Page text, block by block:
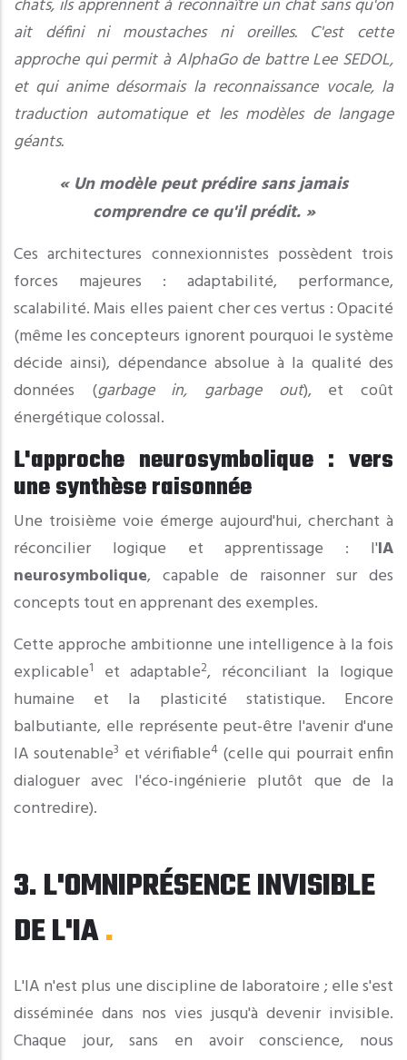
chats, ils apprennent à reconnaître un chat sans qu'on
ait défini ni moustaches ni oreilles. C'est cette
approche qui permit à AlphaGo de battre Lee SEDOL,
et qui anime désormais la reconnaissance vocale, la
traduction automatique et les modèles de langage
géants.
« Un modèle peut prédire sans jamais
comprendre ce qu'il prédit. »
Ces architectures connexionnistes possèdent trois
forces majeures : adaptabilité, performance,
scalabilité. Mais elles paient cher ces vertus : Opacité
(même les concepteurs ignorent pourquoi le système
décide ainsi), dépendance absolue à la qualité des
données (garbage in, garbage out), et coût
énergétique colossal.
L'approche neurosymbolique : vers
une synthèse raisonnée
Une troisième voie émerge aujourd'hui, cherchant à
réconcilier logique et apprentissage : l'IA
neurosymbolique, capable de raisonner sur des
concepts tout en apprenant des exemples.
Cette approche ambitionne une intelligence à la fois
explicable1 et adaptable2, réconciliant la logique
humaine et la plasticité statistique. Encore
balbutiante, elle représente peut-être l'avenir d'une
IA soutenable3 et vérifiable4(celle qui pourrait enfin
dialoguer avec l'éco-ingénierie plutôt que de la
contredire).
3. L'OMNIPRÉSENCE INVISIBLE
DE L'IA
L'IA n'est plus une discipline de laboratoire ; elle s'est
disséminée dans nos vies jusqu'à devenir invisible.
Chaque jour, sans en avoir conscience, nous